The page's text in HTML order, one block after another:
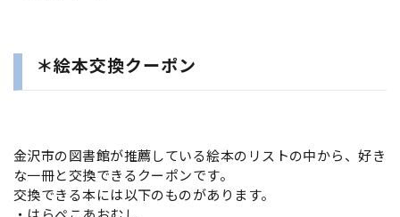
＊絵本交換クーポン
金沢市の図書館が推薦している絵本のリストの中から、好き
な一冊と交換できるクーポンです。
交換できる本には以下のものがあります。